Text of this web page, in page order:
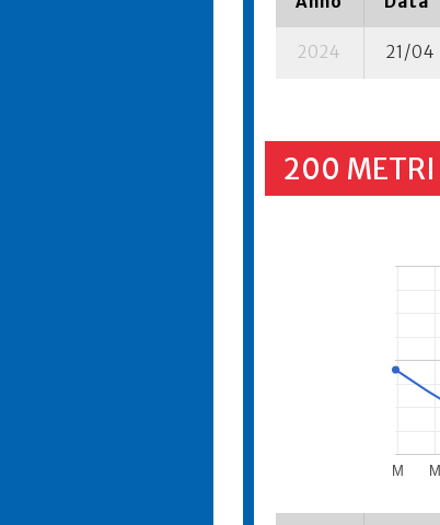
2024 21/04
200 METRI
M M